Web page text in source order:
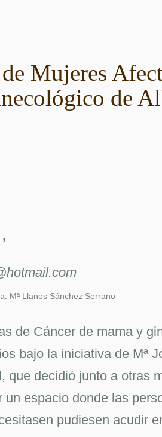
Mujeres
de
,
Mª Llanos Sánchez Serrano
de Cáncer de mama y
bajo la iniciativa de Mª
que decidió junto a otras
espacio donde las
pudiesen acudir